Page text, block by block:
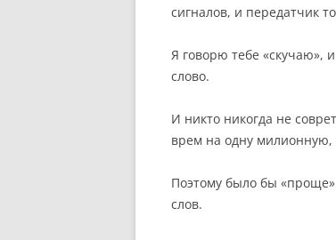
сигналов, и передатчик
Я говорю тебе
слово.
И никто никогда не
врем на одну милионную,
Поэтому было бы
слов.